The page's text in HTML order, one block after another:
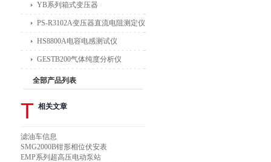
YB系列箱式变压器
PS-R3102A变压器直流电阻测定仪
HS8800A电容电感测试仪
GESTB200气体纯度分析仪
全部产品列表
T 相关文章
滤油车信息
SMG2000B钳形相位伏安表
EMP系列超高压电动泵站